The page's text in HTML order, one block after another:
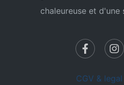
chaleureuse et d'une
CGV &